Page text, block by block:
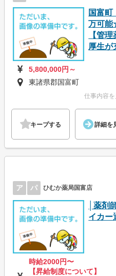
国富
万可能
【管
厚生が
5,800,000円～
東諸県郡国富町
仕事内容
キープする 詳細を
ア パ ひむか薬局国富店
│薬剤
イカー
時給2000円〜
【昇給制度について】